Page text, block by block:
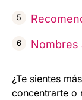
Nombres
¿Te sientes
concentrarte o